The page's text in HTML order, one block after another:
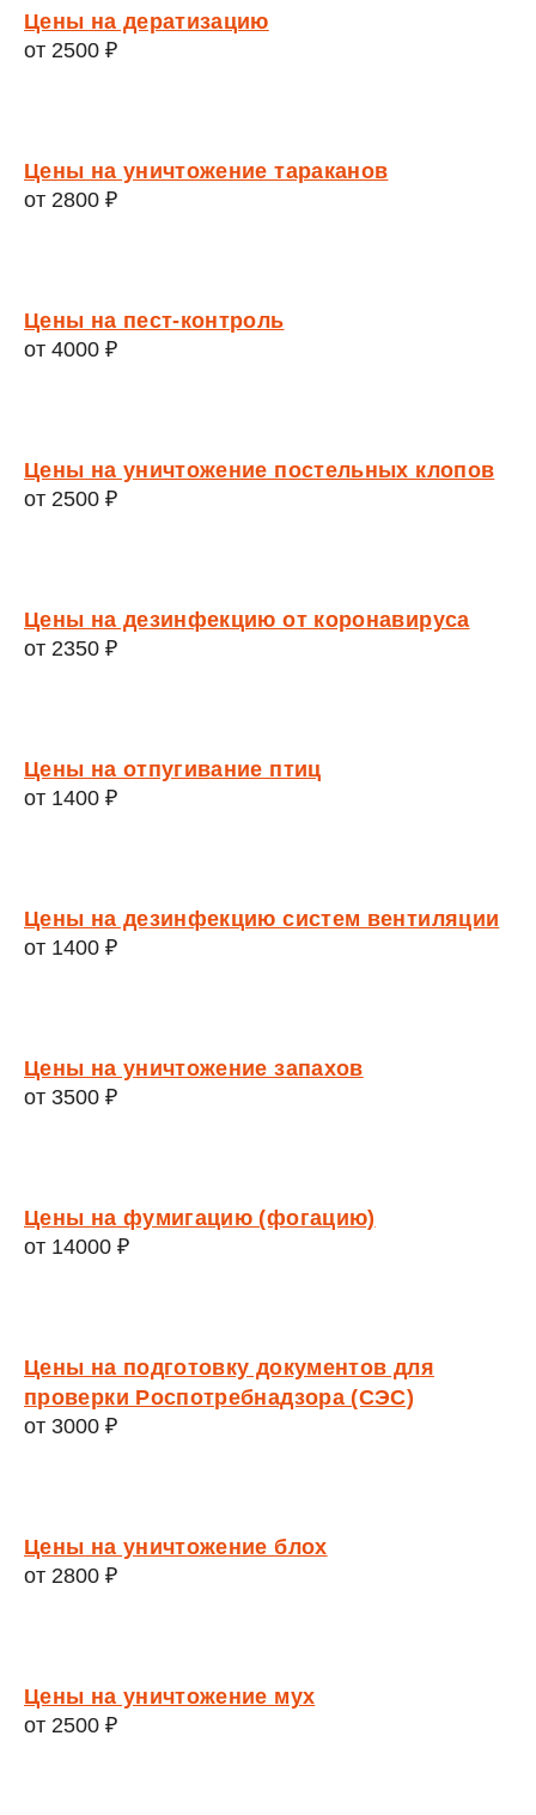
Цены на дератизацию
от 2500 ₽
Цены на уничтожение тараканов
от 2800 ₽
Цены на пест-контроль
от 4000 ₽
Цены на уничтожение постельных клопов
от 2500 ₽
Цены на дезинфекцию от коронавируса
от 2350 ₽
Цены на отпугивание птиц
от 1400 ₽
Цены на дезинфекцию систем вентиляции
от 1400 ₽
Цены на уничтожение запахов
от 3500 ₽
Цены на фумигацию (фогацию)
от 14000 ₽
Цены на подготовку документов для
проверки Роспотребнадзора (СЭС)
от 3000 ₽
Цены на уничтожение блох
от 2800 ₽
Цены на уничтожение мух
от 2500 ₽